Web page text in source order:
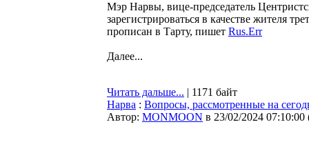
Мэр Нарвы, вице-председатель
зарегистрироваться в качестве жителя
прописан в Тарту, пишет Rus.Err
Далее...
Читать дальше... | 1171 байт
Нарва : Вопросы, рассмотренные на
Автор: MONMOON в 23/02/2024 07:10:00